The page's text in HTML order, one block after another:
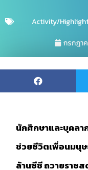
Activity/
กรกฎา
นักศึกษาและบุคลา
ช่วยชีวิตเพื่อนมนุษ
ล้านซีซี ถวายราช